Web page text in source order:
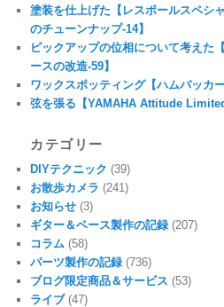
塗装を仕上げた【レスポールスペシ
のチューンナップ-14】
ピックアップの位相について考えた
ースの改造-59】
ワックスポッティング【ハムバッカー
弦を張る【YAMAHA Attitude Limited
カテゴリー
DIYテクニック (39)
お散歩カメラ (241)
お知らせ (3)
ギター＆ベース製作の記録 (207)
コラム (58)
パーツ製作の記録 (736)
ブログ限定商品＆サービス (53)
ライブ(47)